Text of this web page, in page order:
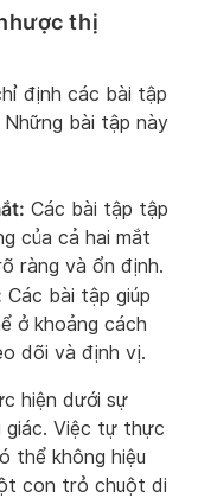
thị
định các bài tập
bài tập này
Các bài tập tập
của cả hai mắt
ràng và ổn định.
Các bài tập giúp
ở khoảng cách
dõi và định vị.
hiện dưới sự
giác. Việc tự thực
thể không hiệu
con trỏ chuột di